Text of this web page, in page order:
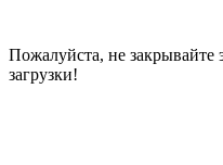
Пожалуйста, не закрывайте
загрузки!